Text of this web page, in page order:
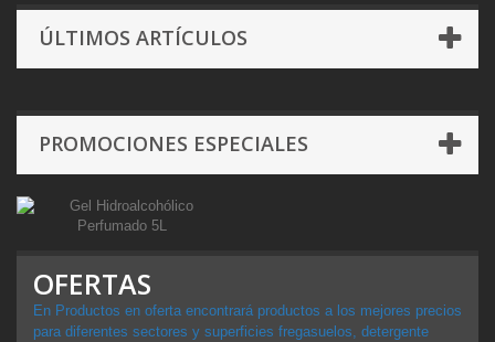
ÚLTIMOS ARTÍCULOS
PROMOCIONES ESPECIALES
OFERTAS
En Productos en oferta encontrará productos a los mejores precios
para diferentes sectores y superficies fregasuelos, detergente